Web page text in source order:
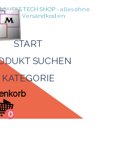
TECH SHOP - alles ohne
Versandkosten
Menü überspringen
START
SUCHEN
KATEGORIE